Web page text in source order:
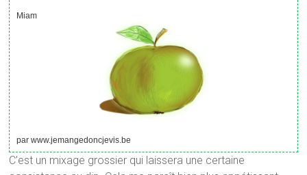
Miam
par www.jemangedoncjevis.be
C’est un mixage grossier qui laissera une certaine